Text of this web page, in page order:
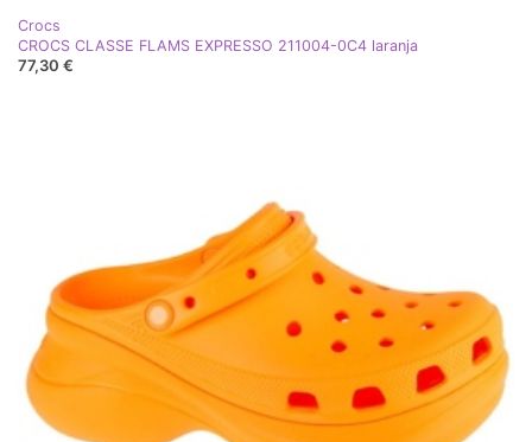
Crocs
CROCS CLASSE FLAMS EXPRESSO 211004-0C4 laranja
77,30 €